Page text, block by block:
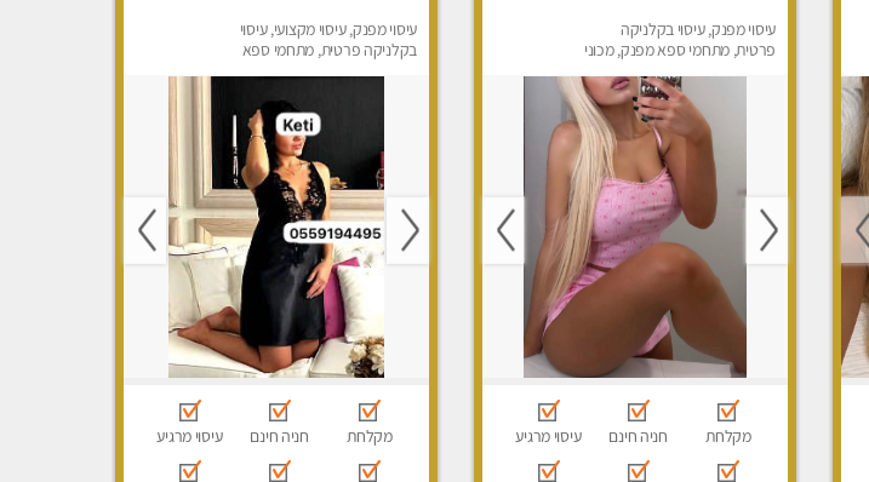
עיסוי מפנק, עיסוי בקלניקה
פרטית, מתחמי ספא מפנק, מכוני
מקלחת חניה חינם עיסוי מרגיע
עיסוי מפנק, עיסוי מקצועי, עיסוי
בקלניקה פרטית, מתחמי ספא
מקלחת חניה חינם עיסוי מרגיע